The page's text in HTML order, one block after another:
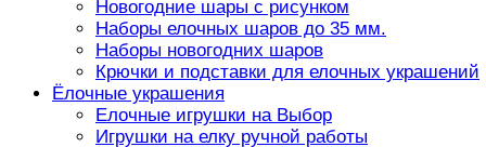
Новогодние шары с рисунком
Наборы елочных шаров до 35 мм.
Наборы новогодних шаров
Крючки и подставки для елочных украшений
Ёлочные украшения
Елочные игрушки на Выбор
Игрушки на елку ручной работы